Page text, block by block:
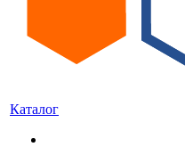
Каталог